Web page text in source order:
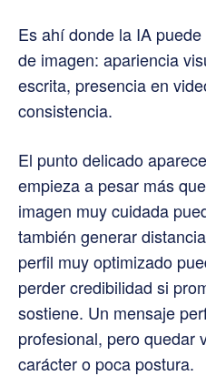
Es ahí donde la IA
de imagen: apariencia
escrita, presencia en
consistencia.
El punto delicado
empieza a pesar más
imagen muy cuidada
también generar
perfil muy optimizado
perder credibilidad si
sostiene. Un mensaje
profesional, pero quedar
carácter o poca postura.